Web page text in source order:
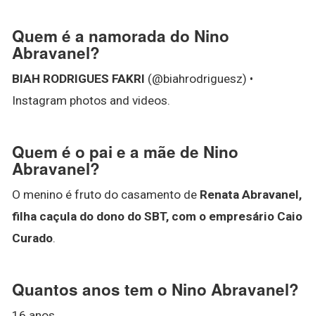
Quem é a namorada do Nino
Abravanel?
BIAH RODRIGUES FAKRI (@biahrodriguesz) •
Instagram photos and videos.
Quem é o pai e a mãe de Nino
Abravanel?
O menino é fruto do casamento de Renata Abravanel,
filha caçula do dono do SBT, com o empresário Caio
Curado.
Quantos anos tem o Nino Abravanel?